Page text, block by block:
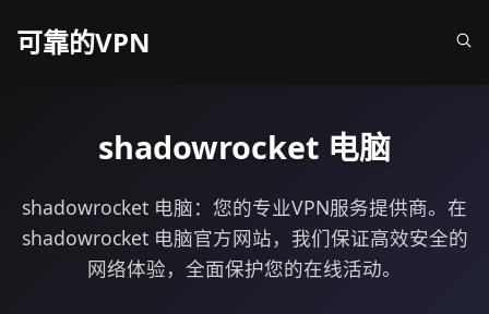
可靠的VPN
shadowrocket 电脑
shadowrocket 电脑：您的专业VPN服务提供商。在
shadowrocket 电脑官方网站，我们保证高效安全的
网络体验，全面保护您的在线活动。